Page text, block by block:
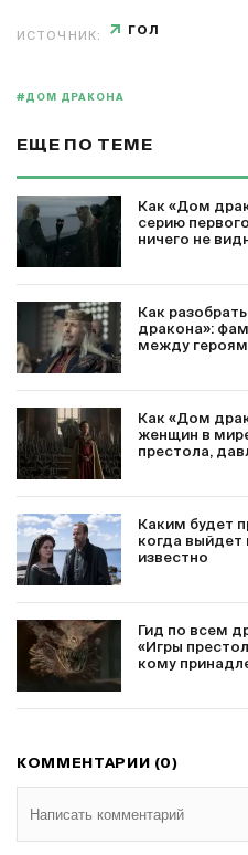
ИСТОЧНИК: ГОЛ
#ДОМ ДРАКОНА
ЕЩЕ ПО ТЕМЕ
Как «Дом
серию
ничего не
Как
дракона»:
между
Как «Дом
женщин в
престола,
Каким будет
когда выйдет
известно
Гид по всем
«Игры
кому
КОММЕНТАРИИ (0)